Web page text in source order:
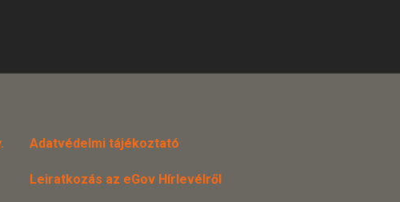
Adatvédelmi tájékoztató
Leiratkozás az eGov Hírlevélről